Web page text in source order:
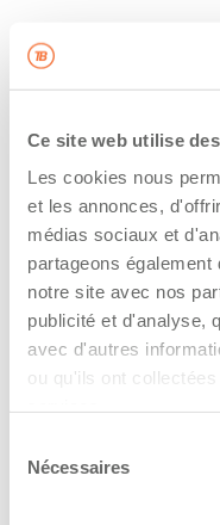
Ce site web utilise
Les cookies nous
et les annonces,
médias sociaux et
partageons
notre site avec nos
publicité et d'analyse,
avec d'autres
ou qu'ils ont
Nécessaires